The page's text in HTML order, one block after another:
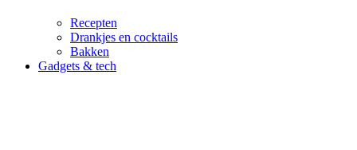
Recepten
Drankjes en cocktails
Bakken
Gadgets & tech